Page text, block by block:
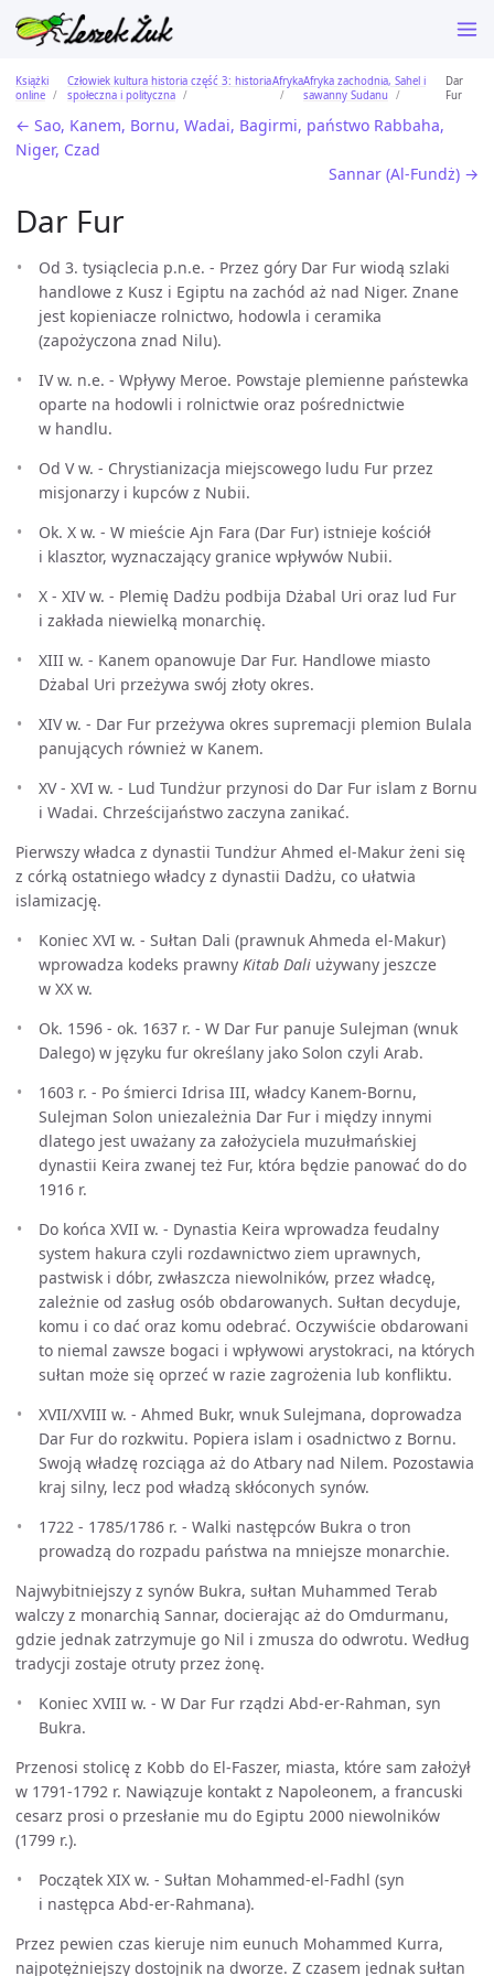
Książki
online
Człowiek kultura historia część 3: historia
społeczna i polityczna
AfrykaAfryka zachodnia, Sahel i
sawanny Sudanu
Dar
Fur
← Sao, Kanem, Bornu, Wadai, Bagirmi, państwo Rabbaha,
Niger, Czad
Sannar (Al-Fundż) →
Dar Fur
Od 3. tysiąclecia p.n.e. - Przez góry Dar Fur wiodą szlaki
handlowe z Kusz i Egiptu na zachód aż nad Niger. Znane
jest kopieniacze rolnictwo, hodowla i ceramika
(zapożyczona znad Nilu).
IV w. n.e. - Wpływy Meroe. Powstaje plemienne państewka
oparte na hodowli i rolnictwie oraz pośrednictwie
w handlu.
Od V w. - Chrystianizacja miejscowego ludu Fur przez
misjonarzy i kupców z Nubii.
Ok. X w. - W mieście Ajn Fara (Dar Fur) istnieje kościół
i klasztor, wyznaczający granice wpływów Nubii.
X - XIV w. - Plemię Dadżu podbija Dżabal Uri oraz lud Fur
i zakłada niewielką monarchię.
XIII w. - Kanem opanowuje Dar Fur. Handlowe miasto
Dżabal Uri przeżywa swój złoty okres.
XIV w. - Dar Fur przeżywa okres supremacji plemion Bulala
panujących również w Kanem.
XV - XVI w. - Lud Tundżur przynosi do Dar Fur islam z Bornu
i Wadai. Chrześcijaństwo zaczyna zanikać.
Pierwszy władca z dynastii Tundżur Ahmed el-Makur żeni się
z córką ostatniego władcy z dynastii Dadżu, co ułatwia
islamizację.
Koniec XVI w. - Sułtan Dali (prawnuk Ahmeda el-Makur)
wprowadza kodeks prawny Kitab Dali używany jeszcze
w XX w.
Ok. 1596 - ok. 1637 r. - W Dar Fur panuje Sulejman (wnuk
Dalego) w języku fur określany jako Solon czyli Arab.
1603 r. - Po śmierci Idrisa III, władcy Kanem-Bornu,
Sulejman Solon uniezależnia Dar Fur i między innymi
dlatego jest uważany za założyciela muzułmańskiej
dynastii Keira zwanej też Fur, która będzie panować do do
1916 r.
Do końca XVII w. - Dynastia Keira wprowadza feudalny
system hakura czyli rozdawnictwo ziem uprawnych,
pastwisk i dóbr, zwłaszcza niewolników, przez władcę,
zależnie od zasług osób obdarowanych. Sułtan decyduje,
komu i co dać oraz komu odebrać. Oczywiście obdarowani
to niemal zawsze bogaci i wpływowi arystokraci, na których
sułtan może się oprzeć w razie zagrożenia lub konfliktu.
XVII/XVIII w. - Ahmed Bukr, wnuk Sulejmana, doprowadza
Dar Fur do rozkwitu. Popiera islam i osadnictwo z Bornu.
Swoją władzę rozciąga aż do Atbary nad Nilem. Pozostawia
kraj silny, lecz pod władzą skłóconych synów.
1722 - 1785/1786 r. - Walki następców Bukra o tron
prowadzą do rozpadu państwa na mniejsze monarchie.
Najwybitniejszy z synów Bukra, sułtan Muhammed Terab
walczy z monarchią Sannar, docierając aż do Omdurmanu,
gdzie jednak zatrzymuje go Nil i zmusza do odwrotu. Według
tradycji zostaje otruty przez żonę.
Koniec XVIII w. - W Dar Fur rządzi Abd-er-Rahman, syn
Bukra.
Przenosi stolicę z Kobb do El-Faszer, miasta, które sam założył
w 1791-1792 r. Nawiązuje kontakt z Napoleonem, a francuski
cesarz prosi o przesłanie mu do Egiptu 2000 niewolników
(1799 r.).
Początek XIX w. - Sułtan Mohammed-el-Fadhl (syn
i następca Abd-er-Rahmana).
Przez pewien czas kieruje nim eunuch Mohammed Kurra,
najpotężniejszy dostojnik na dworze. Z czasem jednak sułtan